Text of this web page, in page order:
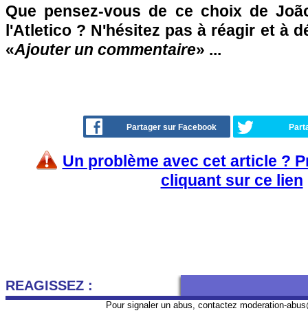
Que pensez-vous de ce choix de
l'Atletico ? N'hésitez pas à réagir et à
«Ajouter un commentaire» ...
Partager sur Facebook
Un problème avec cet article ?
cliquant sur ce lien
REAGISSEZ :
Pour signaler un abus, contactez moderation-